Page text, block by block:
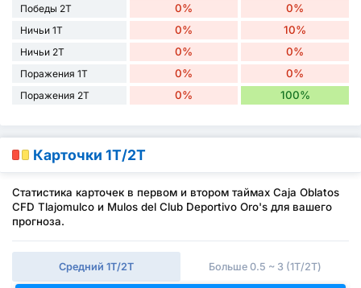
Победы 2Т 0% 0%
Ничьи 1Т 0% 10%
Ничьи 2Т 0% 0%
Поражения 1Т 0% 0%
Поражения 2Т 0% 100%
Карточки 1Т/2Т
Статистика карточек в первом и втором таймах Caja Oblatos
CFD Tlajomulco и Mulos del Club Deportivo Oro's для вашего
прогноза.
Средний 1Т/2Т Больше 0.5 ~ 3 (1Т/2Т)